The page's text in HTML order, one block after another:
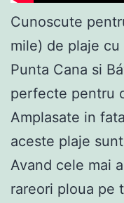
Cunoscute
mile) de plaje
Punta Cana si
perfecte pentru
Amplasate in
aceste plaje
Avand cele mai
rareori ploua pe